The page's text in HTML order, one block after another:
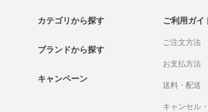
カテゴリから探す
ブランドから探す
キャンペーン
ご利用ガイ
ご注文方法
お支払方法
送料・配送
キャンセル